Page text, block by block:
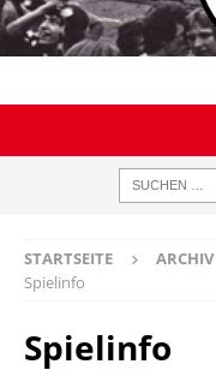
STARTSEITE ARCHIV
Spielinfo
Spielinfo